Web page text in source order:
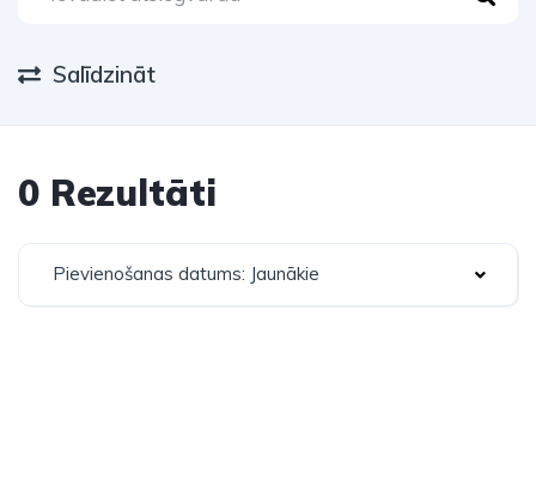
Salīdzināt
0 Rezultāti
Pievienošanas datums: Jaunākie